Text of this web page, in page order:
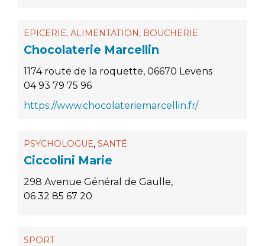
EPICERIE, ALIMENTATION, BOUCHERIE
Chocolaterie Marcellin
1174 route de la roquette, 06670 Levens
04 93 79 75 96
https://www.chocolateriemarcellin.fr/
PSYCHOLOGUE, SANTÉ
Ciccolini Marie
298 Avenue Général de Gaulle,
06 32 85 67 20
SPORT